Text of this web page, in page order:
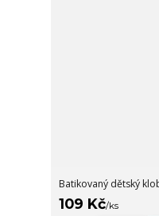
Batikovaný dětský
109 Kč/ks